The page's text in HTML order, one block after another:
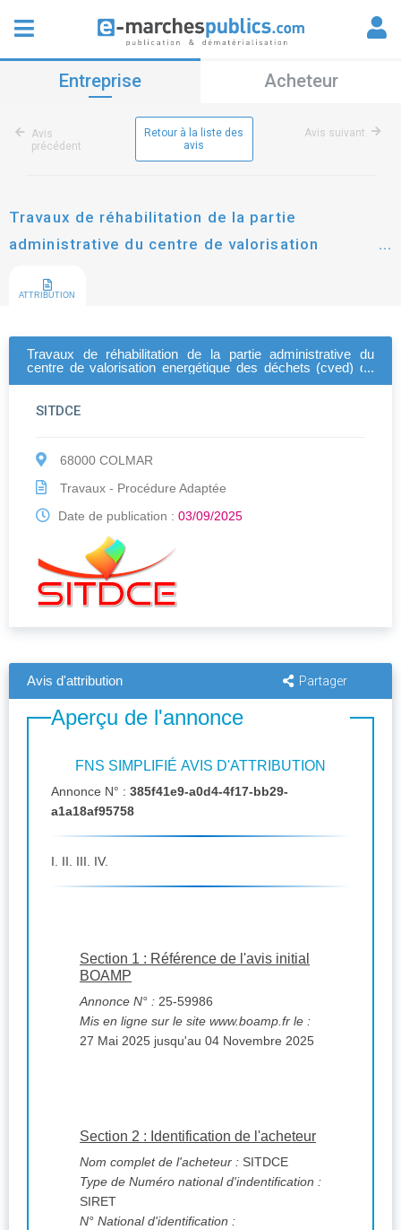
Entreprise Acheteur
Avis
précédent
Retour à la liste des
avis
Avis suivant
Travaux de réhabilitation de la partie
administrative du centre de valorisation
ATTRIBUTION
Travaux de réhabilitation de la partie administrative du
centre de valorisation energétique des déchets (cved) de
SITDCE
68000 COLMAR
Travaux - Procédure Adaptée
Date de publication : 03/09/2025
Avis d'attribution Partager
Aperçu de l'annonce
FNS SIMPLIFIÉ AVIS D'ATTRIBUTION
Annonce N° : 385f41e9-a0d4-4f17-bb29-
a1a18af95758
I. II. III. IV.
Section 1 : Référence de l'avis initial
BOAMP
Annonce N° : 25-59986
Mis en ligne sur le site www.boamp.fr le :
27 Mai 2025 jusqu'au 04 Novembre 2025
Section 2 : Identification de l'acheteur
Nom complet de l'acheteur : SITDCE
Type de Numéro national d'indentification :
SIRET
N° National d'identification :